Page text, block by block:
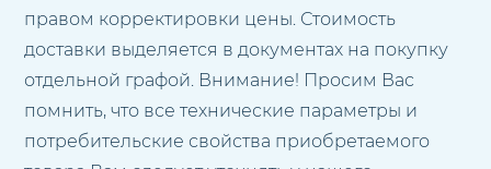
правом корректировки цены. Стоимость
доставки выделяется в документах на покупку
отдельной графой. Внимание! Просим Вас
помнить, что все технические параметры и
потребительские свойства приобретаемого